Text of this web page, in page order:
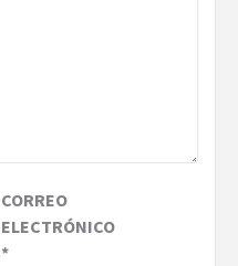
CORREO
ELECTRÓNICO
*